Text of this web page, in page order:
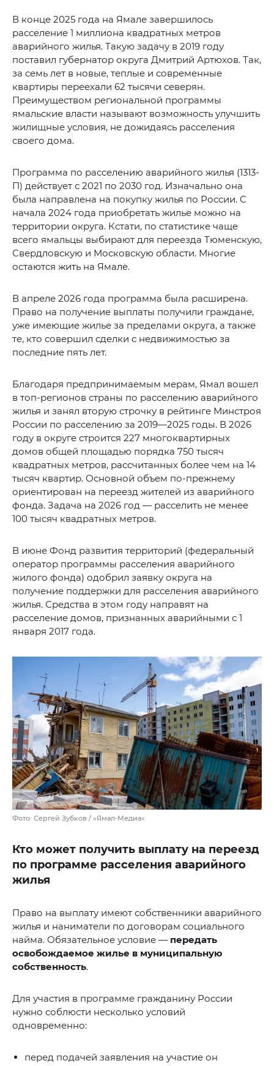
В конце 2025 года на Ямале завершилось
расселение 1 миллиона квадратных метров
аварийного жилья. Такую задачу в 2019 году
поставил губернатор округа Дмитрий Артюхов. Так,
за семь лет в новые, теплые и современные
квартиры переехали 62 тысячи северян.
Преимуществом региональной программы
ямальские власти называют возможность улучшить
жилищные условия, не дожидаясь расселения
своего дома.
Программа по расселению аварийного жилья (1313-
П) действует с 2021 по 2030 год. Изначально она
была направлена на покупку жилья по России. С
начала 2024 года приобретать жилье можно на
территории округа. Кстати, по статистике чаще
всего ямальцы выбирают для переезда Тюменскую,
Свердловскую и Московскую области. Многие
остаются жить на Ямале.
В апреле 2026 года программа была расширена.
Право на получение выплаты получили граждане,
уже имеющие жилье за пределами округа, а также
те, кто совершил сделки с недвижимостью за
последние пять лет.
Благодаря предпринимаемым мерам, Ямал вошел
в топ-регионов страны по расселению аварийного
жилья и занял вторую строчку в рейтинге Минстроя
России по расселению за 2019—2025 годы. В 2026
году в округе строится 227 многоквартирных
домов общей площадью порядка 750 тысяч
квадратных метров, рассчитанных более чем на 14
тысяч квартир. Основной объем по-прежнему
ориентирован на переезд жителей из аварийного
фонда. Задача на 2026 год — расселить не менее
100 тысяч квадратных метров.
В июне Фонд развития территорий (федеральный
оператор программы расселения аварийного
жилого фонда) одобрил заявку округа на
получение поддержки для расселения аварийного
жилья. Средства в этом году направят на
расселение домов, признанных аварийными с 1
января 2017 года.
Фото: Сергей Зубков / «Ямал-Медиа»
Кто может получить выплату на переезд
по программе расселения аварийного
жилья
Право на выплату имеют собственники аварийного
жилья и наниматели по договорам социального
найма. Обязательное условие — передать
освобождаемое жилье в муниципальную
собственность.
Для участия в программе гражданину России
нужно соблюсти несколько условий
одновременно:
перед подачей заявления на участие он